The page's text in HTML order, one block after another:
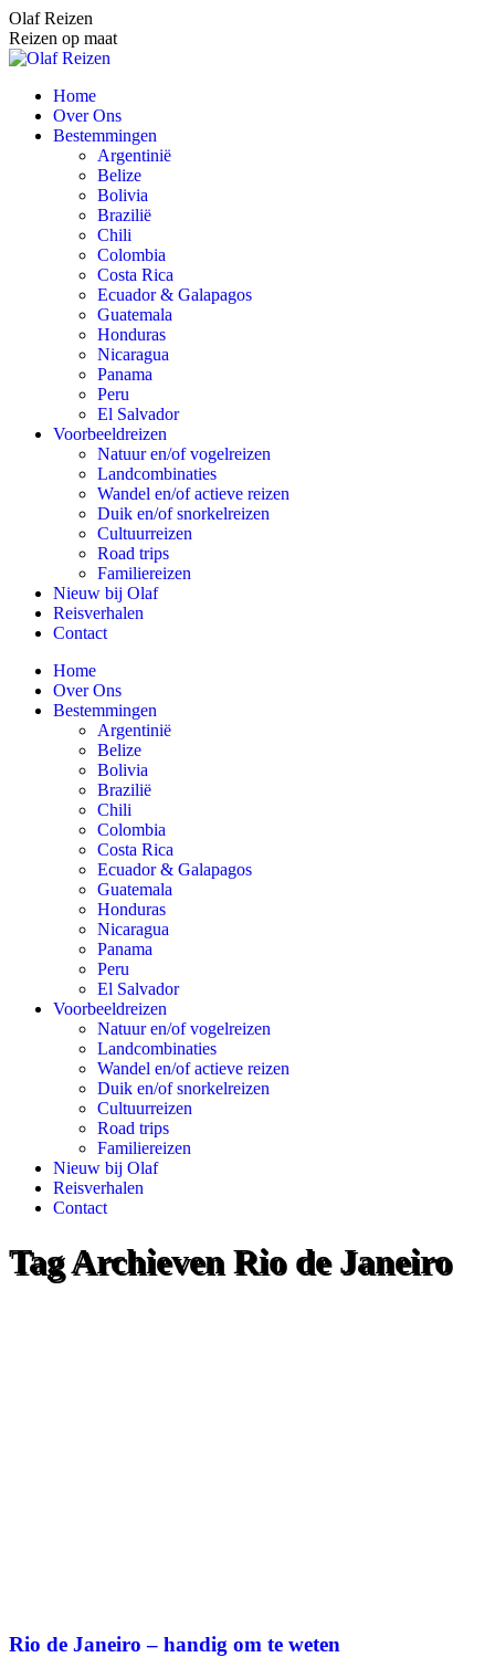
Spring
naar
content
Olaf Reizen
Reizen op maat
Home
Over Ons
Bestemmingen
Argentinië
Belize
Bolivia
Brazilië
Chili
Colombia
Costa Rica
Ecuador & Galapagos
Guatemala
Honduras
Nicaragua
Panama
Peru
El Salvador
Voorbeeldreizen
Natuur en/of vogelreizen
Landcombinaties
Wandel en/of actieve reizen
Duik en/of snorkelreizen
Cultuurreizen
Road trips
Familiereizen
Nieuw bij Olaf
Reisverhalen
Contact
Home
Over Ons
Bestemmingen
Argentinië
Belize
Bolivia
Brazilië
Chili
Colombia
Costa Rica
Ecuador & Galapagos
Guatemala
Honduras
Nicaragua
Panama
Peru
El Salvador
Voorbeeldreizen
Natuur en/of vogelreizen
Landcombinaties
Wandel en/of actieve reizen
Duik en/of snorkelreizen
Cultuurreizen
Road trips
Familiereizen
Nieuw bij Olaf
Reisverhalen
Contact
Tag Archieven Rio de Janeiro
Rio de Janeiro – handig om te weten